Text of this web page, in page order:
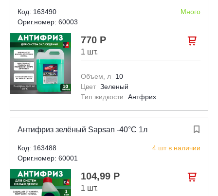
Код: 163490
Много
Ориг.номер: 60003
770 Р
1 шт.

Объем, л
10
Цвет Зеленый
Тип жидкости
Антфриз

Антифриз зелёный Sapsan -40°С 1л
Код: 163488
4 шт в наличии
Ориг.номер: 60001
104,99 Р
1 шт.
